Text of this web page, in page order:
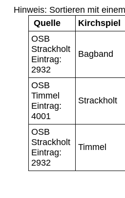
Hinweis: Sortieren mit
Quelle
Kirchspiel
OSB
Strackholt
Eintrag:
2932
Bagband
OSB
Timmel
Eintrag:
4001
Strackholt
OSB
Strackholt
Eintrag:
2932
Timmel